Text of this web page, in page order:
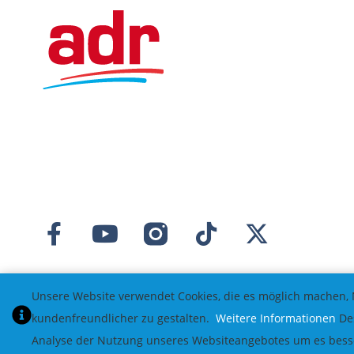
Unsere Website verwendet Cookies, die es möglich
kundenfreundlicher zu gestalten. Weitere Informationen
Analyse der Nutzung unseres Websiteangebotes um es